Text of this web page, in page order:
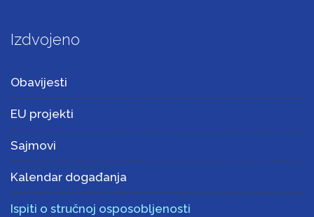
Izdvojeno
Obavijesti
EU projekti
Sajmovi
Kalendar događanja
Ispiti o stručnoj osposobljenosti